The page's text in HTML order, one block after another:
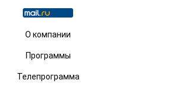
О компании
Программы
Телепрограмма